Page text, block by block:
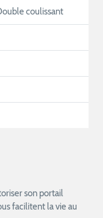
coulissant
son portail
facilitent la vie au